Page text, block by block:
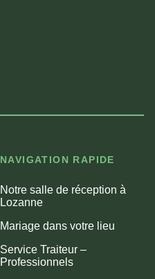
NAVIGATION RAPIDE
Notre salle de réception à
Lozanne
Mariage dans votre lieu
Service Traiteur –
Professionnels